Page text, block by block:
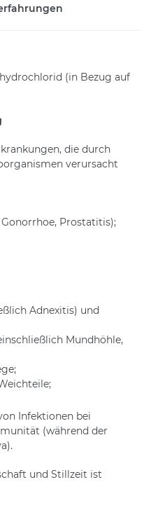
(in Bezug auf
die durch
verursacht
Prostatitis);
Adnexitis) und
Mundhöhle,
Infektionen bei
(während der
und Stillzeit ist